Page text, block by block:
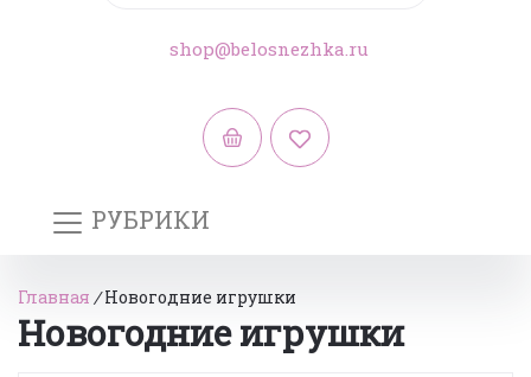
shop@belosnezhka.ru
РУБРИКИ
Главная /Новогодние игрушки
Новогодние игрушки